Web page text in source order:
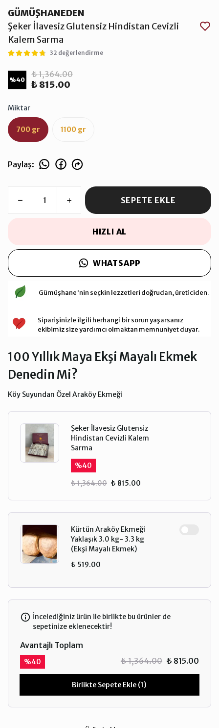
GÜMÜŞHANEDEN
Şeker İlavesiz Glutensiz Hindistan Cevizli
Kalem Sarma
32 değerlendirme
%40
₺ 1,364.00
₺ 815.00
Miktar
700 gr 1100 gr
Paylaş:
SEPETE EKLE
HIZLI AL
WHATSAPP
Gümüşhane'nin seçkin lezzetleri doğrudan, üreticiden.
Siparişinizle ilgili herhangi bir sorun yaşarsanız
ekibimiz size yardımcı olmaktan memnuniyet duyar.
100 Yıllık Maya Ekşi Mayalı Ekmek
Denedin Mi?
Köy Suyundan Özel Araköy Ekmeği
Şeker İlavesiz Glutensiz
Hindistan Cevizli Kalem
Sarma
%40
₺ 1,364.00 ₺ 815.00
Kürtün Araköy Ekmeği
Yaklaşık 3.0 kg- 3.3 kg
(Ekşi Mayalı Ekmek)
₺ 519.00
İncelediğiniz ürün ile birlikte bu ürünler de
sepetinize eklenecektir!
Avantajlı Toplam
%40 ₺ 1,364.00 ₺ 815.00
Birlikte Sepete Ekle (1)